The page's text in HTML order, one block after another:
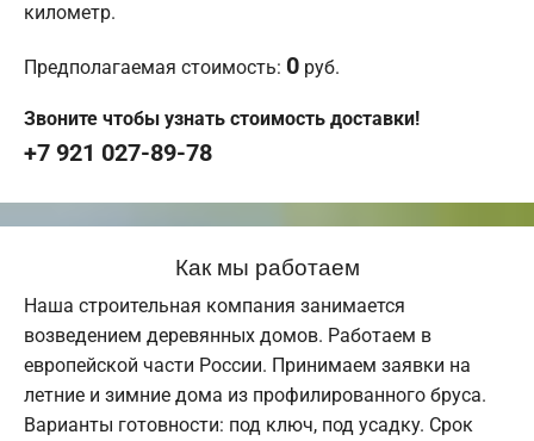
километр.
Предполагаемая стоимость: 0 руб.
Звоните чтобы узнать стоимость доставки!
+7 921 027-89-78
Как мы работаем
Наша строительная компания занимается
возведением деревянных домов. Работаем в
европейской части России. Принимаем заявки на
летние и зимние дома из профилированного бруса.
Варианты готовности: под ключ, под усадку. Срок